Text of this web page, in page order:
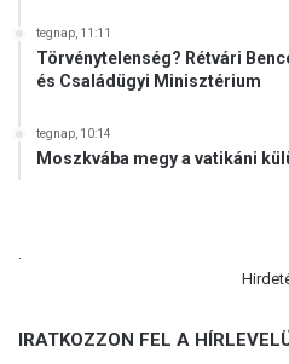
tegnap, 11:11
Törvénytelenség? Rétvári
és Családügyi Minisztérium
tegnap, 10:14
Moszkvába megy a vatikáni
IRATKOZZON FEL A